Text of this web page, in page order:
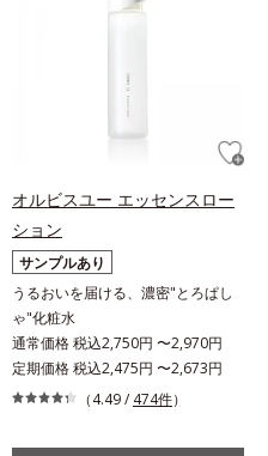
オルビスユー エッセンスロー
ション
サンプルあり
うるおいを届ける、濃密"とろぱし
ゃ"化粧水
通常価格 税込2,750円 〜2,970円
定期価格 税込2,475円 〜2,673円
（4.49 / 474件）